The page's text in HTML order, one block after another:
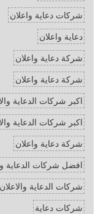
شركات دعاية واعلان
دعاية واعلان
شركة دعاية واعلان
شركة دعاية واعلان
اكبر شركات الدعاية
اكبر شركات الدعاية
شركة دعاية واعلان
افضل شركات الدعاية
شركات الدعاية والاعلان
شركات دعاية